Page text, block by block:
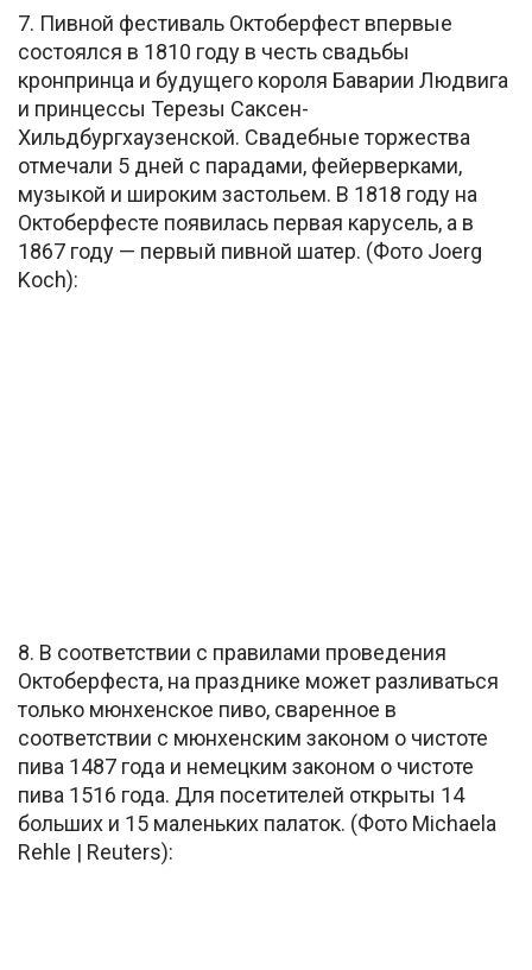
7. Пивной фестиваль Октоберфест впервые
состоялся в 1810 году в честь свадьбы
кронпринца и будущего короля Баварии Людвига
и принцессы Терезы Саксен-
Хильдбургхаузенской. Свадебные торжества
отмечали 5 дней с парадами, фейерверками,
музыкой и широким застольем. В 1818 году на
Октоберфесте появилась первая карусель, а в
1867 году — первый пивной шатер. (Фото Joerg
Koch):
8. В соответствии с правилами проведения
Октоберфеста, на празднике может разливаться
только мюнхенское пиво, сваренное в
соответствии с мюнхенским законом о чистоте
пива 1487 года и немецким законом о чистоте
пива 1516 года. Для посетителей открыты 14
больших и 15 маленьких палаток. (Фото Michaela
Rehle | Reuters):